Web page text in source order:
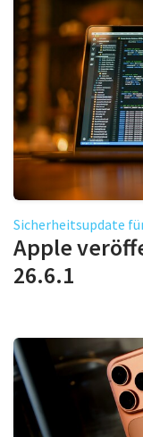
Sicherheitsupdate
Apple
26.6.1